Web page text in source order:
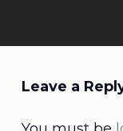
Leave a